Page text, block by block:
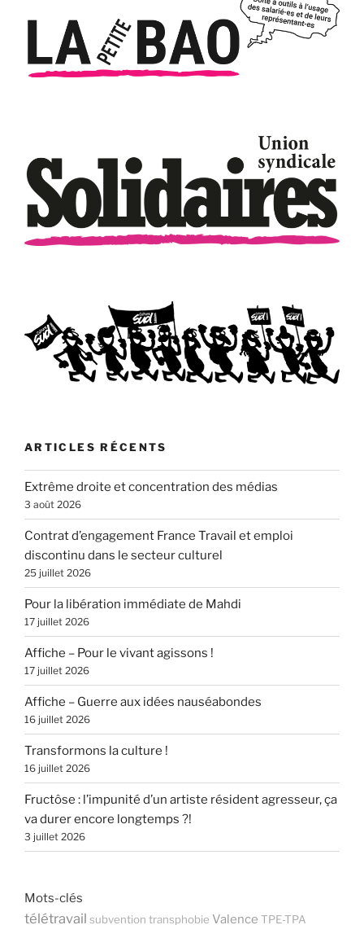
ARTICLES RÉCENTS
Extrême droite et concentration des médias
3 août 2026
Contrat d’engagement France Travail et emploi
discontinu dans le secteur culturel
25 juillet 2026
Pour la libération immédiate de Mahdi
17 juillet 2026
Affiche – Pour le vivant agissons !
17 juillet 2026
Affiche – Guerre aux idées nauséabondes
16 juillet 2026
Transformons la culture !
16 juillet 2026
Fructôse : l’impunité d’un artiste résident agresseur, ça
va durer encore longtemps ?!
3 juillet 2026
Mots-clés
télétravail subvention transphobie Valence TPE-TPA